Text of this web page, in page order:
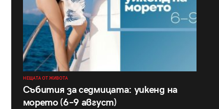
НЕЩАТА ОТ ЖИВОТА
Събития за седмицата: уикенд на
морето (6–9 август)